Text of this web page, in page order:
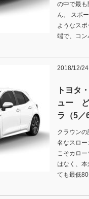
の中で最
ん。 スポ
ようなス
端で、コ
2018/12/24
トヨタ
ュー ど
ラ（5／6
クラウン
名なスロ
こそカロ
はなく、本
ても最低